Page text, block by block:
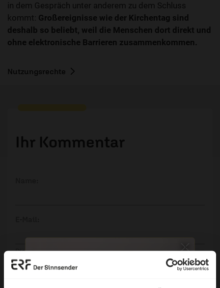
in dem Gespräch unter anderem zu dem Schluss
kommt: Großereignisse wie der Kirchentag sind
deshalb so beliebt, weil die Menschen dort direkt und
ohne elektronische Barrieren zusammenkommen.
Nutzungsrechte
Ihr Kommentar
Die E-Mail-Adresse wird nicht veröffentlicht.
Kommentar: